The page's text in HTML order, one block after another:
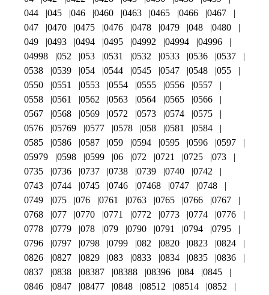
044
045 046 0460 0463 0465 0466
0467
047
0470 0475 0476 0478 0479 048
0480
049
0493 0494 0495 04992 04994
04996
04998
052 053 0531 0532 0533 0536
0537
0538
0539 054 0544 0545 0547 0548
055
0550
0551 0553 0554 0555 0556
0557
0558
0561 0562 0563 0564 0565
0566
0567
0568 0569 0572 0573 0574
0575
0576
05769 0577 0578 058 0581
0584
0585
0586 0587 059 0594 0595 0596
0597
05979
0598 0599 06 072 0721 0725
073
0735
0736 0737 0738 0739 0740
0742
0743
0744 0745 0746 07468 0747
0748
0749
075 076 0761 0763 0765 0766
0767
0768
077 0770 0771 0772 0773 0774
0776
0778
0779 078 079 0790 0791 0794
0795
0796
0797 0798 0799 082 0820 0823
0824
0826
0827 0829 083 0833 0834 0835
0836
0837
0838 08387 08388 08396 084
0845
0846
0847 08477 0848 08512 08514
0852